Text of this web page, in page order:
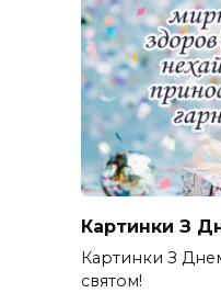
Картинки З
Картинки З
святом!